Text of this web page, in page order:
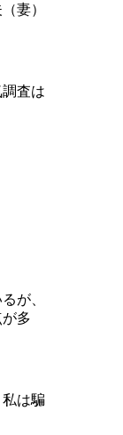
妻）
査は
が、
多
私は騙